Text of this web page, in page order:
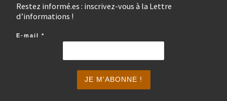
Restez informé.es : inscrivez-vous à la Lettre
d’informations !
E-mail *